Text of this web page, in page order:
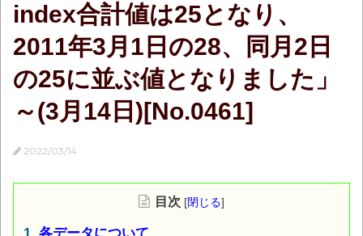
index合計値は25となり、
2011年3月1日の28、同月2日
の25に並ぶ値となりました」
～(3月14日)[No.0461]
2022/03/14
目次 [閉じる]
各データについて